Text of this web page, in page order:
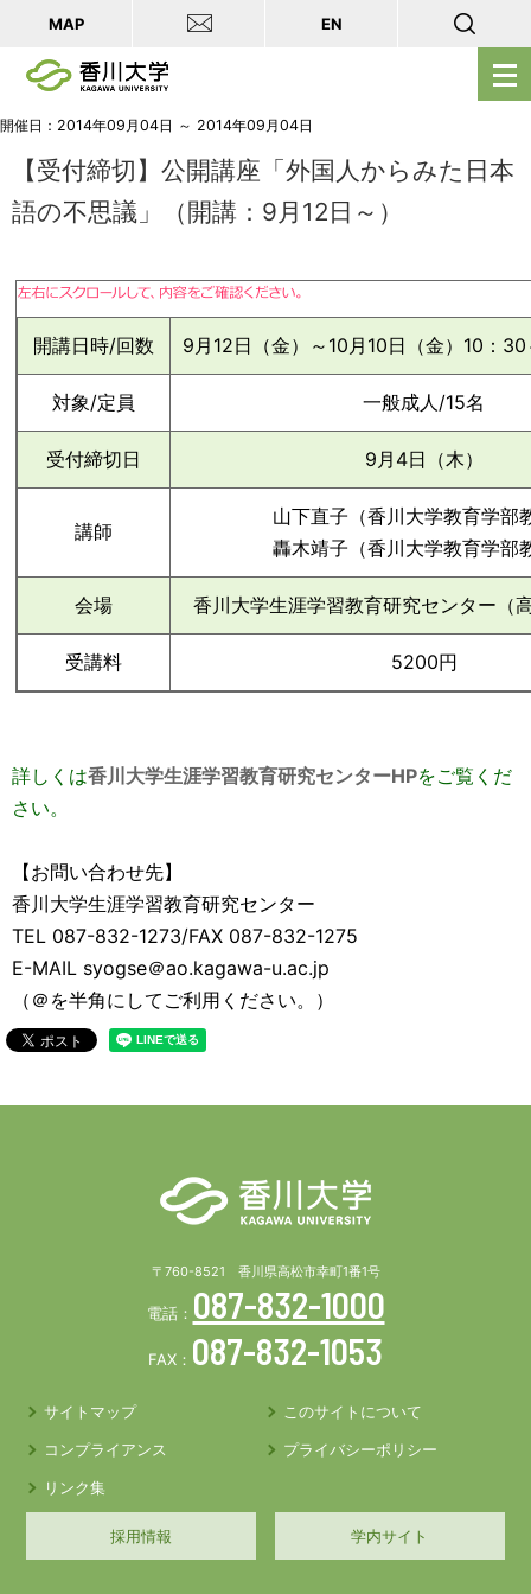
メ
ニ
ー
MAP EN
開催日：2014年09月04日 ～ 2014年09月04日
【受付締切】公開講座「外国人からみた日本
語の不思議」（開講：9月12日～）
開講日時/回数 9月12日（金）～10月10日（金）10：
対象/定員 一般成人/15名
受付締切日 9月4日（木）
講師
山下直子（香川大学教育学部
轟木靖子（香川大学教育学部
会場 香川大学生涯学習教育研究センター（
受講料 5200円
詳しくは香川大学生涯学習教育研究センターHPをご覧くだ
さい。
【お問い合わせ先】
香川大学生涯学習教育研究センター
TEL 087-832-1273/FAX 087-832-1275
E-MAIL syogse＠ao.kagawa-u.ac.jp
（＠を半角にしてご利用ください。）
〒760-8521 香川県高松市幸町1番1号
電話： 087-832-1000
FAX： 087-832-1053
サイトマップ
このサイトについて
コンプライアンス
プライバシーポリシー
リンク集
採用情報 学内サイト